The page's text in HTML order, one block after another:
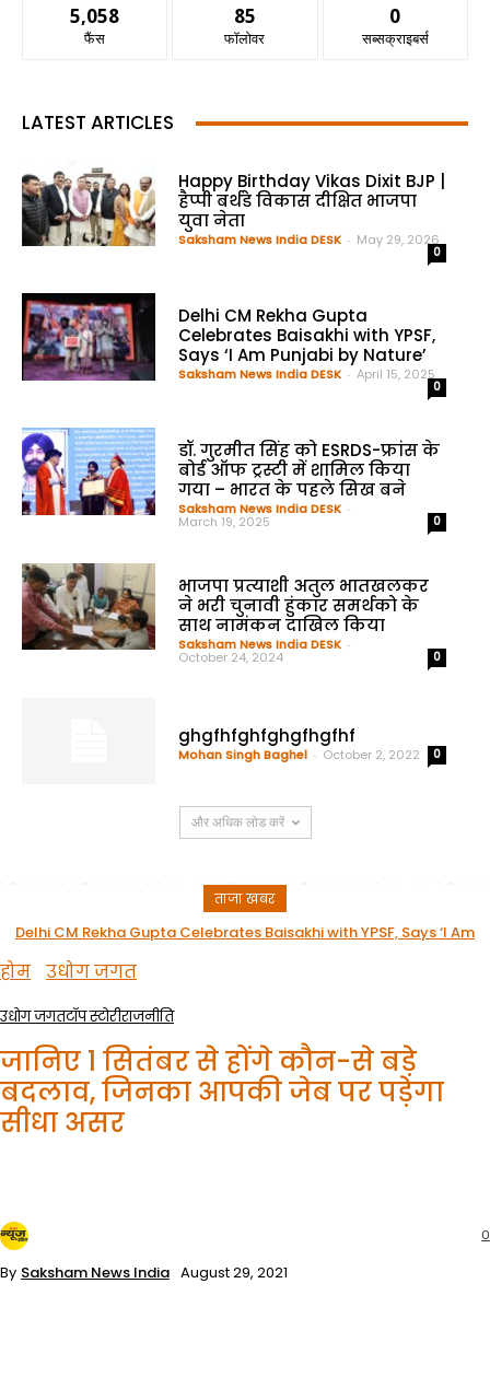
5,058
फैंस
85
फॉलोवर
0
सब्सक्राइबर्स
LATEST ARTICLES
Happy Birthday Vikas Dixit BJP |
हैप्पी बर्थडे विकास दीक्षित भाजपा
युवा नेता
Saksham News India DESK - May 29, 2026
0
Delhi CM Rekha Gupta
Celebrates Baisakhi with YPSF,
Says ‘I Am Punjabi by Nature’
Saksham News India DESK - April 15, 2025
0
डॉ. गुरमीत सिंह को ESRDS-फ्रांस के
बोर्ड ऑफ ट्रस्टी में शामिल किया
गया – भारत के पहले सिख बने
Saksham News India DESK -
March 19, 2025 0
भाजपा प्रत्याशी अतुल भातखलकर
ने भरी चुनावी हुंकार समर्थको के
साथ नामंकन दाखिल किया
Saksham News India DESK -
October 24, 2024 0
ghgfhfghfghgfhgfhf
Mohan Singh Baghel - October 2, 2022 0
और अधिक लोड करें